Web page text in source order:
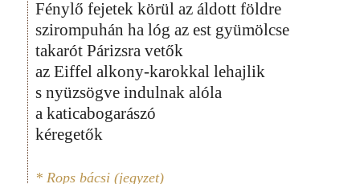
Fénylő fejetek körül az áldott földre
szirompuhán ha lóg az est gyümölcse
takarót Párizsra vetők
az Eiffel alkony-karokkal lehajlik
s nyüzsögve indulnak alóla
a katicabogarászó
kéregetők
* Rops bácsi (jegyzet)